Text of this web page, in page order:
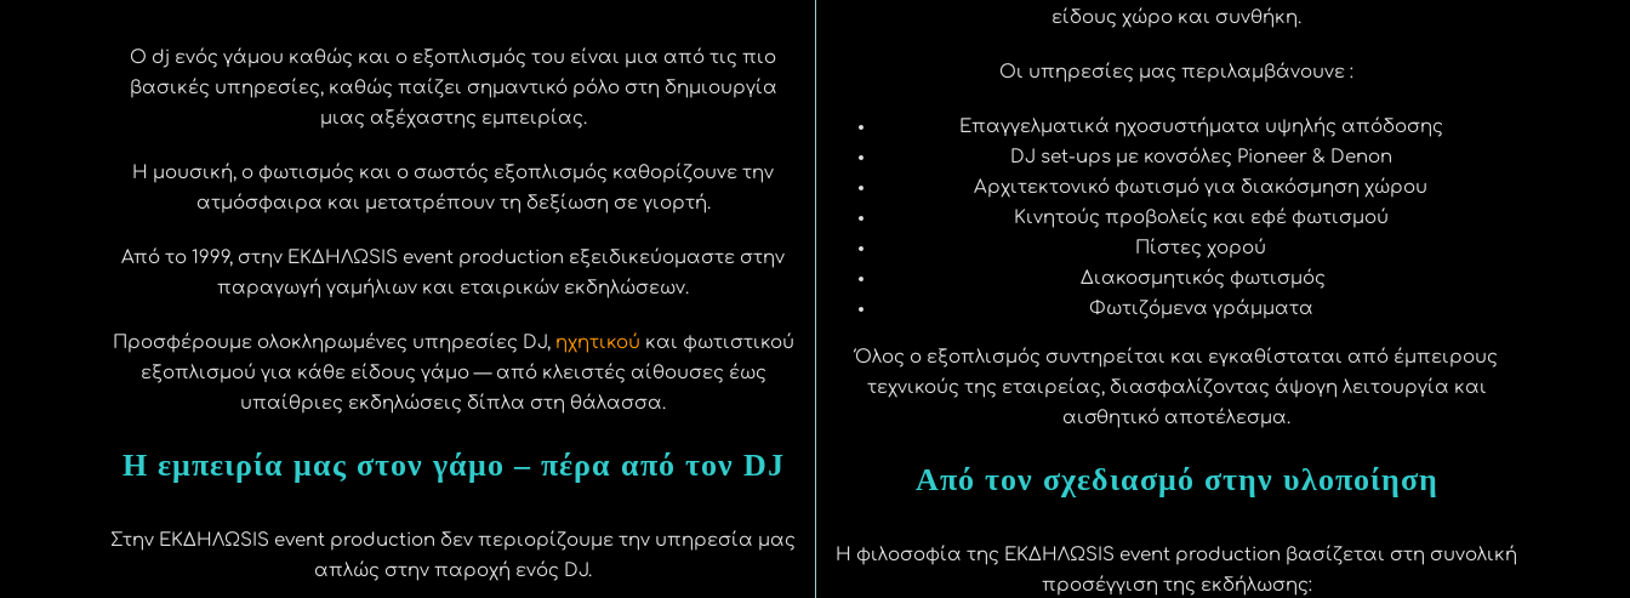
Ο dj ενός γάμου καθώς και ο εξοπλισμός του είναι μια από τις πιο
βασικές υπηρεσίες, καθώς παίζει σημαντικό ρόλο στη δημιουργία
μιας αξέχαστης εμπειρίας.
Η μουσική, ο φωτισμός και ο σωστός εξοπλισμός καθορίζουνε την
ατμόσφαιρα και μετατρέπουν τη δεξίωση σε γιορτή.
Από το 1999, στην ΕΚΔΗΛΩSIS event production εξειδικεύομαστε στην
παραγωγή γαμήλιων και εταιρικών εκδηλώσεων.
Προσφέρουμε ολοκληρωμένες υπηρεσίες DJ, ηχητικού και φωτιστικού
εξοπλισμού για κάθε είδους γάμο — από κλειστές αίθουσες έως
υπαίθριες εκδηλώσεις δίπλα στη θάλασσα.
Η εμπειρία μας στον γάμο – πέρα από τον DJ
Στην ΕΚΔΗΛΩSIS event production δεν περιορίζουμε την υπηρεσία μας
απλώς στην παροχή ενός DJ.
είδους χώρο και συνθήκη.
Οι υπηρεσίες μας περιλαμβάνουνε :
Επαγγελματικά ηχοσυστήματα υψηλής απόδοσης
DJ set-ups με κονσόλες Pioneer & Denon
Αρχιτεκτονικό φωτισμό για διακόσμηση χώρου
Κινητούς προβολείς και εφέ φωτισμού
Πίστες χορού
Διακοσμητικός φωτισμός
Φωτιζόμενα γράμματα
Όλος ο εξοπλισμός συντηρείται και εγκαθίσταται από έμπειρους
τεχνικούς της εταιρείας, διασφαλίζοντας άψογη λειτουργία και
αισθητικό αποτέλεσμα.
Από τον σχεδιασμό στην υλοποίηση
Η φιλοσοφία της ΕΚΔΗΛΩSIS event production βασίζεται στη συνολική
προσέγγιση της εκδήλωσης: